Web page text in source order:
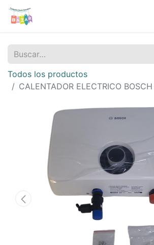
Todos los productos
CALENTADOR ELECTRICO